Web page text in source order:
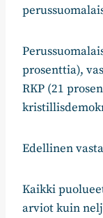
prosenttia),
RKP (21
Edellinen
Kaikki
arviot kuin